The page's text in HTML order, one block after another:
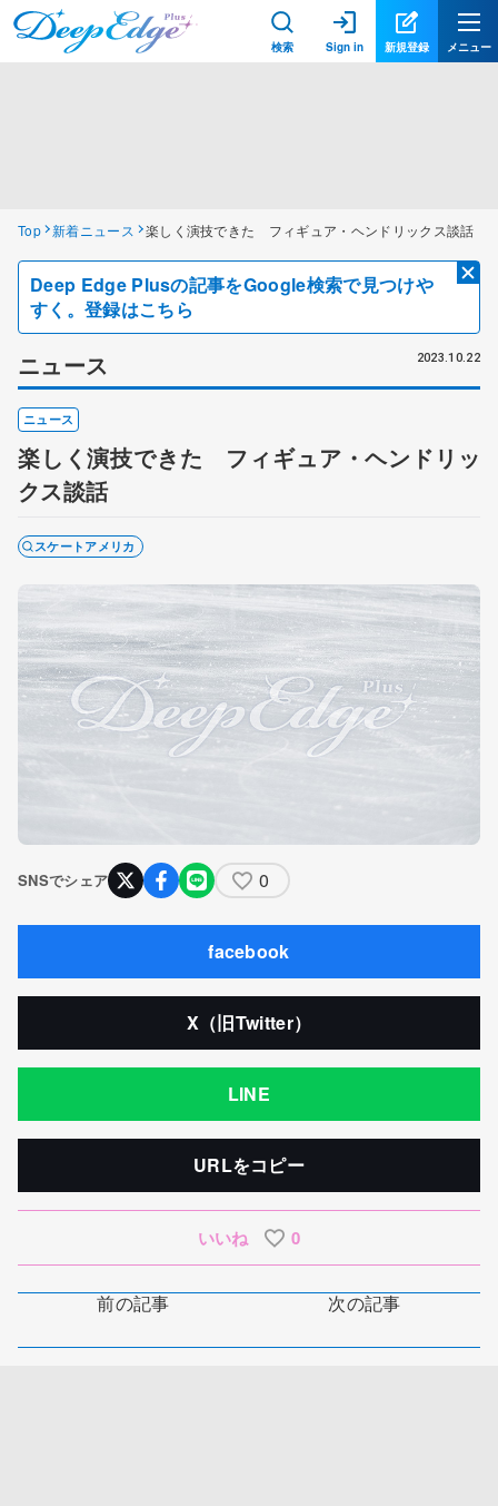
検索 Sign in 新規登録 メニュー
Top 新着ニュース 楽しく演技できた フィギュア・ヘンドリックス談話
Deep Edge Plusの記事をGoogle検索で見つけや
すく。登録はこちら
ニュース 2023.10.22
ニュース
楽しく演技できた フィギュア・ヘンドリッ
クス談話
スケートアメリカ
SNSでシェア 0
facebook
X（旧Twitter）
LINE
URLをコピー
いいね 0
前の記事 次の記事